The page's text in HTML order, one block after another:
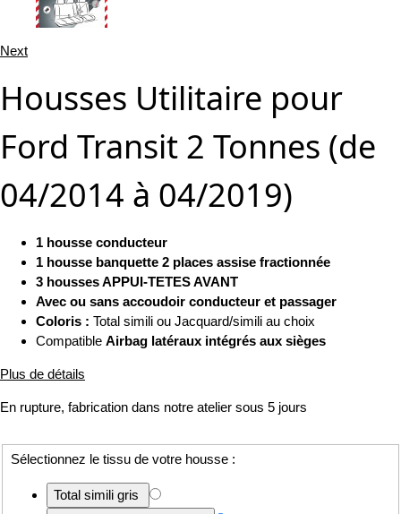
Next
Housses Utilitaire pour
Ford Transit 2 Tonnes (de
04/2014 à 04/2019)
1 housse conducteur
1 housse banquette 2 places assise fractionnée
3 housses APPUI-TETES AVANT
Avec ou sans accoudoir conducteur et passager
Coloris : Total simili ou Jacquard/simili au choix
Compatible Airbag latéraux intégrés aux sièges
Plus de détails
En rupture, fabrication dans notre atelier sous 5 jours
Sélectionnez le tissu de votre housse :